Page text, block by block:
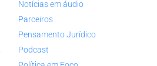
Notícias em áudio
Parceiros
Pensamento Jurídico
Podcast